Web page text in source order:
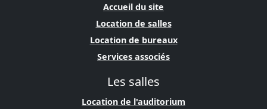
Accueil du site
Location de salles
Location de bureaux
Services associés
Les salles
Location de l'auditorium